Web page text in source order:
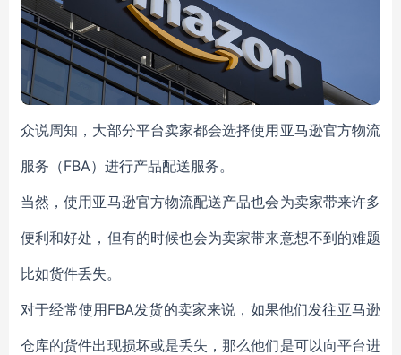
众说周知，大部分平台卖家都会选择使用亚马逊官方物流
服务（FBA）进行产品配送服务。
当然，使用亚马逊官方物流配送产品也会为卖家带来许多
便利和好处，但有的时候也会为卖家带来意想不到的难题
比如货件丢失。
对于经常使用FBA发货的卖家来说，如果他们发往亚马逊
仓库的货件出现损坏或是丢失，那么他们是可以向平台进